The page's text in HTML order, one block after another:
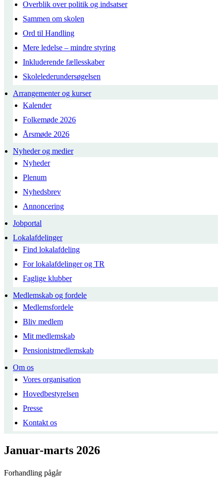
Overblik over politik og indsatser
Sammen om skolen
Ord til Handling
Mere ledelse – mindre styring
Inkluderende fællesskaber
Skolelederundersøgelsen
Arrangementer og kurser
Kalender
Folkemøde 2026
Årsmøde 2026
Nyheder og medier
Nyheder
Plenum
Nyhedsbrev
Annoncering
Jobportal
Lokalafdelinger
Find lokalafdeling
For lokalafdelinger og TR
Faglige klubber
Medlemskab og fordele
Medlemsfordele
Bliv medlem
Mit medlemskab
Pensionistmedlemskab
Om os
Vores organisation
Hovedbestyrelsen
Presse
Kontakt os
Januar-marts 2026
Forhandling pågår